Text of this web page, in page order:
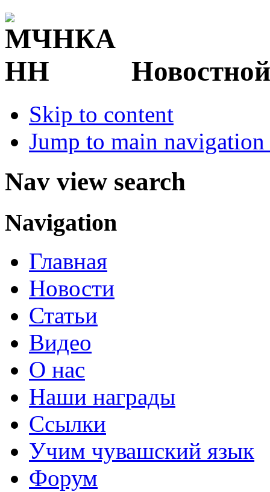
Skip to content
Jump to main
Nav view search
Navigation
Главная
Новости
Статьи
Видео
О нас
Наши награды
Ссылки
Учим чувашский язык
Форум